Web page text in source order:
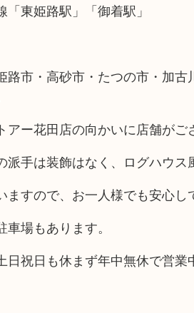
東姫路駅」「御着駅」
路市・高砂市・たつの市・加
アー花田店の向かいに店舗がご
派手は装飾はなく、ログハウス
ますので、お一人様でも安心し
場もあります。
祝日も休まず年中無休で営業